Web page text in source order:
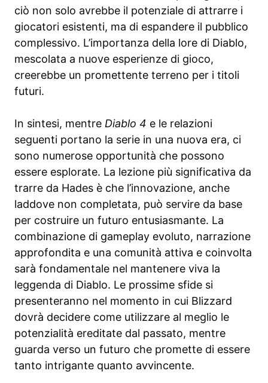
ciò non solo avrebbe il potenziale di attrarre i
giocatori esistenti, ma di espandere il pubblico
complessivo. L’importanza della lore di Diablo,
mescolata a nuove esperienze di gioco,
creerebbe un promettente terreno per i titoli
futuri.
In sintesi, mentre Diablo 4 e le relazioni
seguenti portano la serie in una nuova era, ci
sono numerose opportunità che possono
essere esplorate. La lezione più significativa da
trarre da Hades è che l’innovazione, anche
laddove non completata, può servire da base
per costruire un futuro entusiasmante. La
combinazione di gameplay evoluto, narrazione
approfondita e una comunità attiva e coinvolta
sarà fondamentale nel mantenere viva la
leggenda di Diablo. Le prossime sfide si
presenteranno nel momento in cui Blizzard
dovrà decidere come utilizzare al meglio le
potenzialità ereditate dal passato, mentre
guarda verso un futuro che promette di essere
tanto intrigante quanto avvincente.